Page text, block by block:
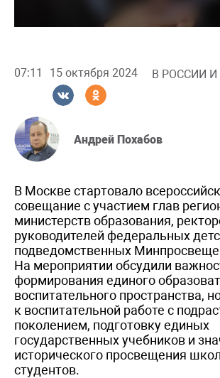
07:11 15 октября 2024 В РОССИИ
Андрей Похабов
В Москве стартовало
совещание с участием глав
министерств образования,
руководителей федеральных
подведомственных
На мероприятии обсудили
формирования единого
воспитательного пространства,
к воспитательной работе с
поколением, подготовку единых
государственных учебников и
исторического просвещения
студентов.